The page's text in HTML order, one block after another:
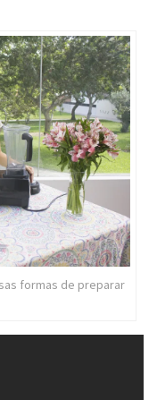
formas de preparar